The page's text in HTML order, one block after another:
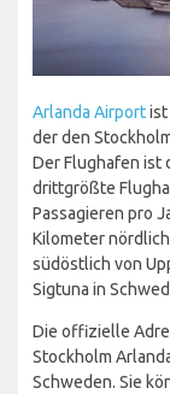
Arlanda Airportist
der den
Der Flughafen ist
drittgrößte
Passagieren pro
Kilometer
südöstlich von
Sigtuna in
Die offizielle
Stockholm
Schweden. Sie